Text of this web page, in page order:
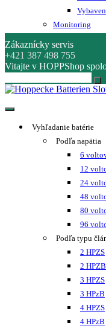
Monitoring
Zákaznícky servis
+421 387 498 755
Vitajte v HOPPShop
Hoppecke Batterien
Online B2B konfigurátor
Vyhľadanie batérie
Podľa napätia
6
12
24
48
80
96
Podľa typu
2 HPZS
2 HPZB
3 HPZS
3 HPzB
4 HPZS
4 HPzB